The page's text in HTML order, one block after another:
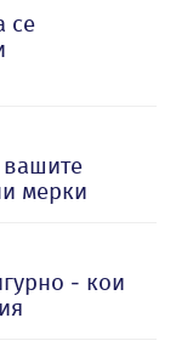
се
вашите
мерки
- кои